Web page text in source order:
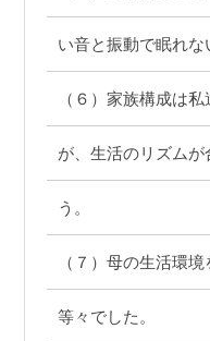
い音と振動で眠れな
（６）家族構成は
が、生活のリズム
う。
（７）母の生活環
等々でした。